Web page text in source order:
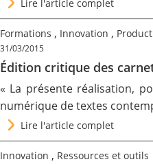
Lire l'article complet
Formations , Innovation ,
31/03/2015
Édition critique des
« La présente réalisation,
numérique de textes
Lire l'article complet
Innovation , Ressources et outils